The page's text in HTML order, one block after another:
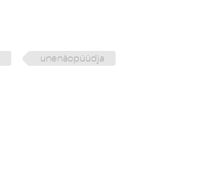
unenäopüüdja